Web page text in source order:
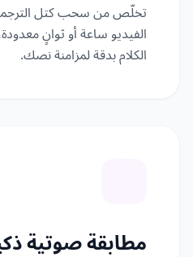
تخلّص من سحب كتل الترجمة
الكلام بدقة لمزامنة نصك.
مطابقة صوتية